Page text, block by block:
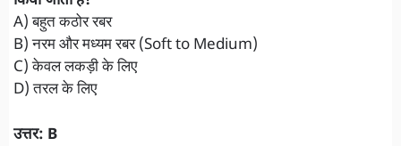
A) बहुत कठोर रबर
B) नरम और मध्यम रबर (Soft to Medium)
C) केवल लकड़ी के लिए
D) तरल के लिए
उत्तर: B